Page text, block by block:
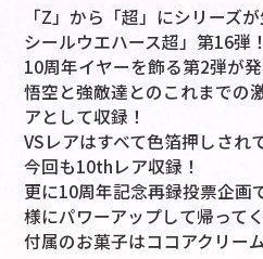
「Z」から「超」にシリーズ
シールウエハース超」第16弾！
10周年イヤーを飾る第2弾が発
悟空と強敵達とのこれまでの
アとして収録！
VSレアはすべて色箔押しされ
今回も10thレア収録！
更に10周年記念再録投票企画
様にパワーアップして帰って
付属のお菓子はココアクリー